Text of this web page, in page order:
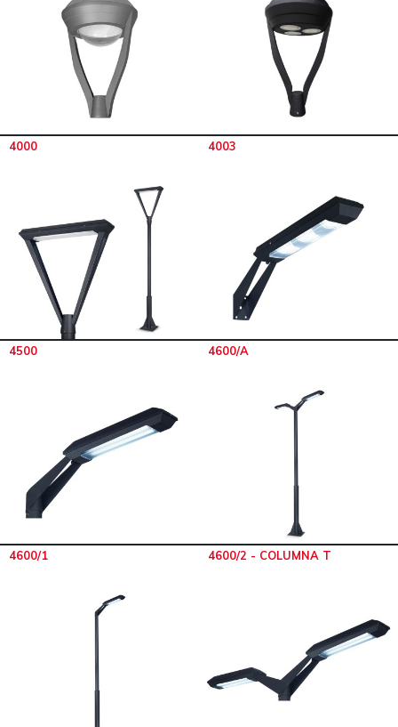
4000 4003
4500 4600/A
4600/1 4600/2 - COLUMNA T